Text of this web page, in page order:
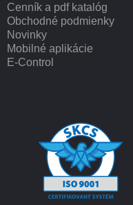
Cenník a pdf katalóg
Obchodné podmienky
Novinky
Mobilné aplikácie
E-Control